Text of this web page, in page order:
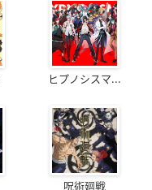
ヒプノシスマ...
呪術廻戦